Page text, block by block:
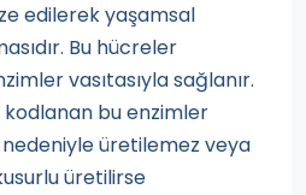
edilerek yaşamsal
Bu hücreler
vasıtasıyla sağlanır.
bu enzimler
üretilemez veya
üretilirse